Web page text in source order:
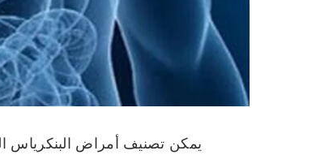
يمكن تصنيف أمراض البنكرياس